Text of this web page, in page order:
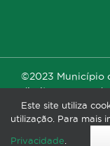
©2023 Município
direitos
Este site utiliza
utilização. Para mais
Privacidade